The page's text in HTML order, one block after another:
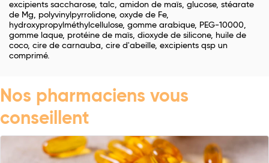
excipients saccharose, talc, amidon de maïs, glucose, stéarate
de Mg, polyvinylpyrrolidone, oxyde de Fe,
hydroxypropylméthylcellulose, gomme arabique, PEG-10000,
gomme laque, protéine de maïs, dioxyde de silicone, huile de
coco, cire de carnauba, cire d'abeille, excipients qsp un
comprimé.
Nos pharmaciens vous
conseillent